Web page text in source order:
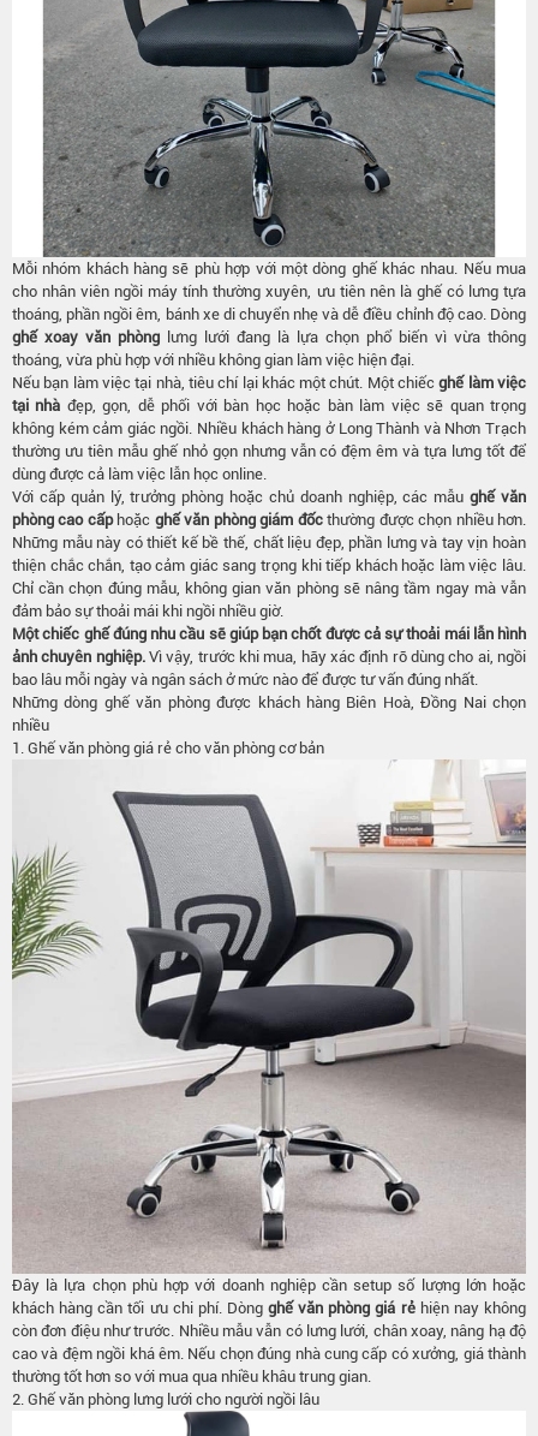
Mỗi nhóm khách hàng sẽ phù hợp với một dòng ghế khác nhau. Nếu mua
cho nhân viên ngồi máy tính thường xuyên, ưu tiên nên là ghế có lưng tựa
thoáng, phần ngồi êm, bánh xe di chuyển nhẹ và dễ điều chỉnh độ cao. Dòng
ghế xoay văn phòng lưng lưới đang là lựa chọn phổ biến vì vừa thông
thoáng, vừa phù hợp với nhiều không gian làm việc hiện đại.
Nếu bạn làm việc tại nhà, tiêu chí lại khác một chút. Một chiếcghế làm việc
tại nhà đẹp, gọn, dễ phối với bàn học hoặc bàn làm việc sẽ quan trọng
không kém cảm giác ngồi. Nhiều khách hàng ở Long Thành và Nhơn Trạch
thường ưu tiên mẫu ghế nhỏ gọn nhưng vẫn có đệm êm và tựa lưng tốt để
dùng được cả làm việc lẫn học online.
Với cấp quản lý, trưởng phòng hoặc chủ doanh nghiệp, các mẫughế văn
phòng cao cấphoặc ghế văn phòng giám đốcthường được chọn nhiều hơn.
Những mẫu này có thiết kế bề thế, chất liệu đẹp, phần lưng và tay vịn hoàn
thiện chắc chắn, tạo cảm giác sang trọng khi tiếp khách hoặc làm việc lâu.
Chỉ cần chọn đúng mẫu, không gian văn phòng sẽ nâng tầm ngay mà vẫn
đảm bảo sự thoải mái khi ngồi nhiều giờ.
Một chiếc ghế đúng nhu cầu sẽ giúp bạn chốt được cả sự thoải mái lẫn hình
ảnh chuyên nghiệp.Vì vậy, trước khi mua, hãy xác định rõ dùng cho ai, ngồi
bao lâu mỗi ngày và ngân sách ở mức nào để được tư vấn đúng nhất.
Những dòng ghế văn phòng được khách hàng Biên Hoà, Đồng Nai chọn
nhiều
1. Ghế văn phòng giá rẻ cho văn phòng cơ bản
Đây là lựa chọn phù hợp với doanh nghiệp cần setup số lượng lớn hoặc
khách hàng cần tối ưu chi phí. Dòngghế văn phòng giá rẻhiện nay không
còn đơn điệu như trước. Nhiều mẫu vẫn có lưng lưới, chân xoay, nâng hạ độ
cao và đệm ngồi khá êm. Nếu chọn đúng nhà cung cấp có xưởng, giá thành
thường tốt hơn so với mua qua nhiều khâu trung gian.
2. Ghế văn phòng lưng lưới cho người ngồi lâu